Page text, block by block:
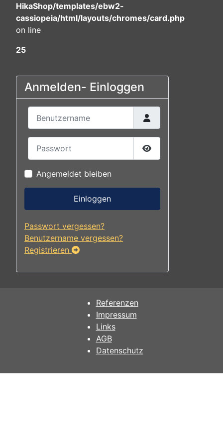
HikaShop/templates/ebw2-
cassiopeia/html/layouts/chromes/card.php
on line
25
Anmelden- Einloggen
Passwort anzeigen
Angemeldet bleiben
Einloggen
Passwort vergessen?
Benutzername vergessen?
Registrieren
Referenzen
Impressum
Links
AGB
Datenschutz